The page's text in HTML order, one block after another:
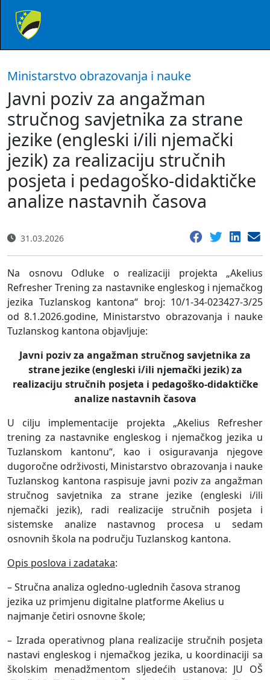
Ministarstvo obrazovanja i nauke
Javni poziv za angažman
stručnog savjetnika za strane
jezike (engleski i/ili njemački
jezik) za realizaciju stručnih
posjeta i pedagoško-didaktičke
analize nastavnih časova
31.03.2026
Na osnovu Odluke o realizaciji projekta „Akelius
Refresher Trening za nastavnike engleskog i njemačkog
jezika Tuzlanskog kantona“ broj: 10/1-34-023427-3/25
od 8.1.2026.godine, Ministarstvo obrazovanja i nauke
Tuzlanskog kantona objavljuje:
Javni poziv za angažman stručnog savjetnika za
strane jezike (engleski i/ili njemački jezik) za
realizaciju stručnih posjeta i pedagoško-didaktičke
analize nastavnih časova
U cilju implementacije projekta „Akelius Refresher
trening za nastavnike engleskog i njemačkog jezika u
Tuzlanskom kantonu“, kao i osiguravanja njegove
dugoročne održivosti, Ministarstvo obrazovanja i nauke
Tuzlanskog kantona raspisuje javni poziv za angažman
stručnog savjetnika za strane jezike (engleski i/ili
njemački jezik), radi realizacije stručnih posjeta i
sistemske analize nastavnog procesa u sedam
osnovnih škola na području Tuzlanskog kantona.
Opis poslova i zadataka:
– Stručna analiza ogledno-uglednih časova stranog
jezika uz primjenu digitalne platforme Akelius u
najmanje četiri osnovne škole;
– Izrada operativnog plana realizacije stručnih posjeta
nastavi engleskog i njemačkog jezika, u koordinaciji sa
školskim menadžmentom sljedećih ustanova: JU OŠ